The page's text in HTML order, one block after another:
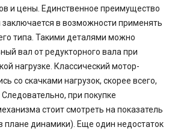
и цены. Единственное преимущество
в возможности применять
типа. Такими деталями можно
вал от редукторного вала при
нагрузке. Классический мотор-
со скачками нагрузок, скорее всего,
при покупке
стоит смотреть на показатель
плане динамики). Еще один недостаток